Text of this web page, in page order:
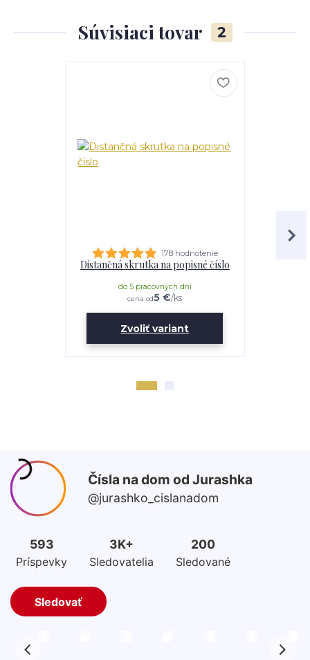
Súvisiaci tovar 2
178 hodnotenie
Distančná skrutka na popisné číslo
cena od5 €/ks
do 5 pracovných dní
Zvoliť variant